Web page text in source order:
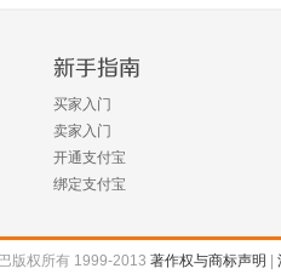
买家入门
卖家入门
开通支付宝
绑定支付宝
版权所有 1999-2013 著作权与商标声明